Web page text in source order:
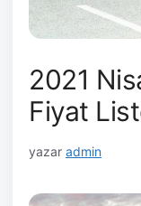
2021
Fiyat
yazar admin